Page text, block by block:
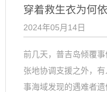
穿着救生衣为何
2024年05月14日
前几天，普吉岛倾覆
张地协调支援之外，
事海域发现的遇难者